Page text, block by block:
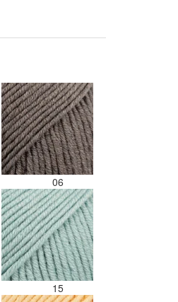
los in een doos gestopt. Geen
uitzoeken welke kleurcode bij
welke bol hoort. Had ook 3x 50
gram zwart besteld maar door de
andere bollen zitten er nu
verschillende kleuren vezels in
het zwart. Dat vind ik erg jammer.
Als ik nu wil nabestellen moet ik
maar hopen dat ik de juiste
kleurcode bij de juiste bol heb
gedaan. Misschien een tip om de
kleuren apart in te pakken met
een sticker welke kleur het is?
Desondanks zou ik deze shop
zeker wel aanbevelen wat betreft
de viltwol. Goede prijs/kwaliteit
verhouding.
06
15